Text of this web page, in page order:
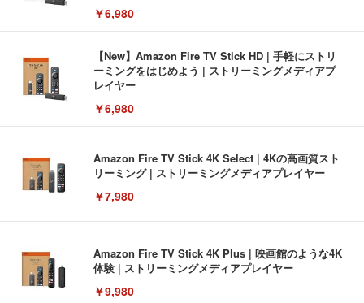
￥6,980
【New】Amazon Fire TV Stick HD | 手軽にストリ
ーミングをはじめよう | ストリーミングメディアプ
レイヤー
￥6,980
Amazon Fire TV Stick 4K Select | 4Kの高画質スト
リーミング | ストリーミングメディアプレイヤー
￥7,980
Amazon Fire TV Stick 4K Plus | 映画館のような4K
体験 | ストリーミングメディアプレイヤー
￥9,980